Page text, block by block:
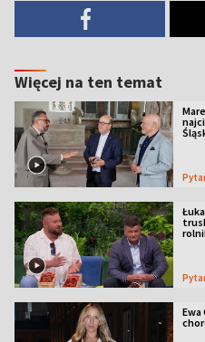
Więcej na ten temat